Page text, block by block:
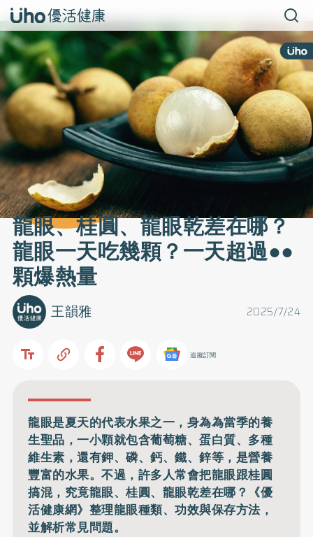
龍眼、桂圓、龍眼乾差在哪？
龍眼一天吃幾顆？一天超過●●
顆爆熱量
2025/7/24
王韻雅
追蹤訂閱
龍眼是夏天的代表水果之一，身為為當季的養
生聖品，一小顆就包含葡萄糖、蛋白質、多種
維生素，還有鉀、磷、鈣、鐵、鋅等，是營養
豐富的水果。不過，許多人常會把龍眼跟桂圓
搞混，究竟龍眼、桂圓、龍眼乾差在哪？《優
活健康網》整理龍眼種類、功效與保存方法，
並解析常見問題。